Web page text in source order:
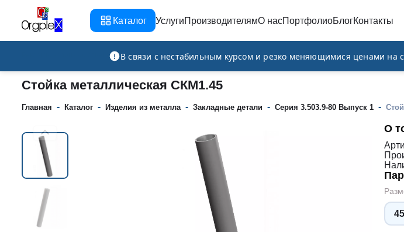
Каталог УслугиПроизводителямО насПортфолиоБлогКонтакты
В связи с нестабильным курсом и резко меняющимися ценами на
Рекламно-производственная компания
Стойка металлическая СКМ1.45
Главная - Каталог - Изделия из металла - Закладные детали - Серия 3.503.9-80 Выпуск 1 -
О